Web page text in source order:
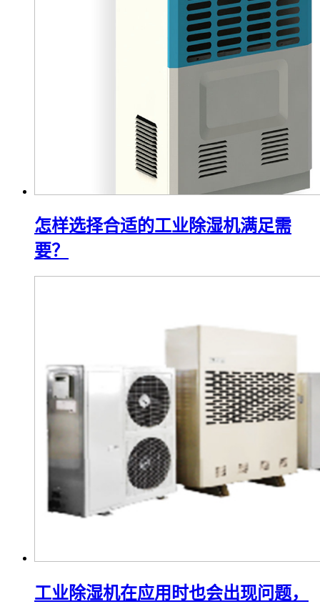
怎样选择合适的工业除湿机满足需
要？
工业除湿机在应用时也会出现问题，